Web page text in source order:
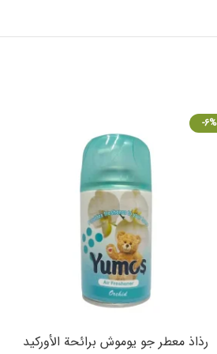
-6%
رذاذ معطر جو يوموش برائحة الأوركيد